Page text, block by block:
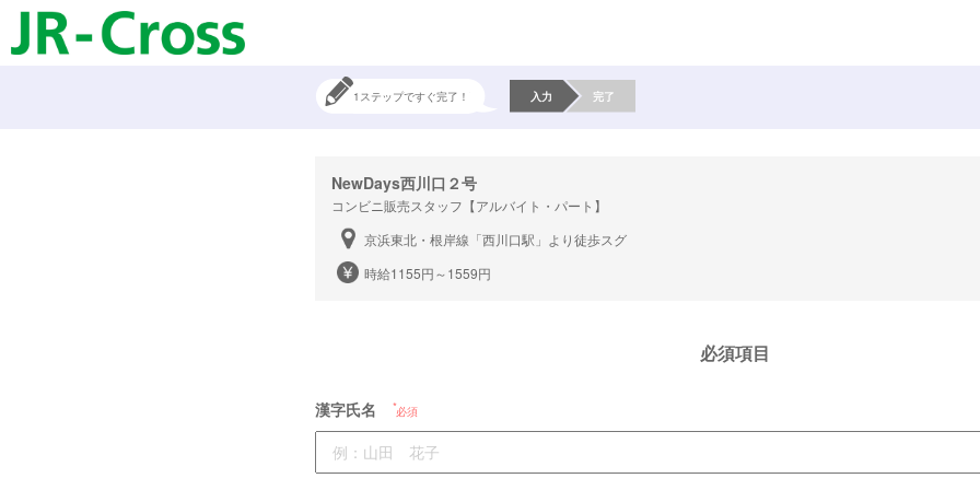
1ステップですぐ完了！ 入力 完了
NewDays西川口２号
コンビニ販売スタッフ【アルバイト・パート】
京浜東北・根岸線「西川口駅」より徒歩スグ
時給1155円～1559円
必須項目
漢字氏名 必須